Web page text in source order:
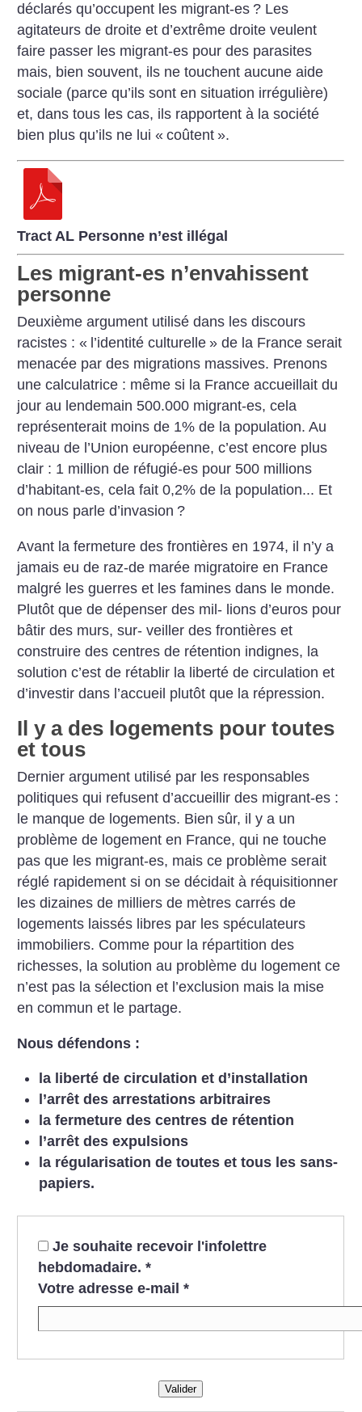
déclarés qu’occupent les migrant-es ? Les
agitateurs de droite et d’extrême droite veulent
faire passer les migrant-es pour des parasites
mais, bien souvent, ils ne touchent aucune aide
sociale (parce qu’ils sont en situation irrégulière)
et, dans tous les cas, ils rapportent à la société
bien plus qu’ils ne lui « coûtent ».
Tract AL Personne n’est illégal
Les migrant-es n’envahissent
personne
Deuxième argument utilisé dans les discours
racistes : « l’identité culturelle » de la France serait
menacée par des migrations massives. Prenons
une calculatrice : même si la France accueillait du
jour au lendemain 500.000 migrant-es, cela
représenterait moins de 1% de la population. Au
niveau de l’Union européenne, c’est encore plus
clair : 1 million de réfugié-es pour 500 millions
d’habitant-es, cela fait 0,2% de la population... Et
on nous parle d’invasion ?
Avant la fermeture des frontières en 1974, il n’y a
jamais eu de raz-de marée migratoire en France
malgré les guerres et les famines dans le monde.
Plutôt que de dépenser des mil- lions d’euros pour
bâtir des murs, sur- veiller des frontières et
construire des centres de rétention indignes, la
solution c’est de rétablir la liberté de circulation et
d’investir dans l’accueil plutôt que la répression.
Il y a des logements pour toutes
et tous
Dernier argument utilisé par les responsables
politiques qui refusent d’accueillir des migrant-es :
le manque de logements. Bien sûr, il y a un
problème de logement en France, qui ne touche
pas que les migrant-es, mais ce problème serait
réglé rapidement si on se décidait à réquisitionner
les dizaines de milliers de mètres carrés de
logements laissés libres par les spéculateurs
immobiliers. Comme pour la répartition des
richesses, la solution au problème du logement ce
n’est pas la sélection et l’exclusion mais la mise
en commun et le partage.
Nous défendons :
la liberté de circulation et d’installation
l’arrêt des arrestations arbitraires
la fermeture des centres de rétention
l’arrêt des expulsions
la régularisation de toutes et tous lessans-
papiers.
Je souhaite recevoir l'infolettre
hebdomadaire. *
Votre adresse e-mail *
Valider